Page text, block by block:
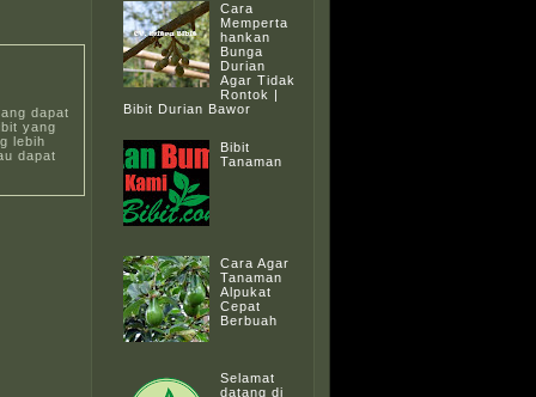
dapat
yang
lebih
dapat
Cara
Memperta
hankan
Bunga
Durian
Agar Tidak
Rontok |
Bibit Durian Bawor
Bibit
Tanaman
Cara Agar
Tanaman
Alpukat
Cepat
Berbuah
Selamat
datang di